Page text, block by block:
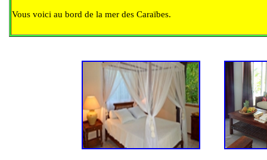
Vous voici au bord de la mer des Caraïbes.